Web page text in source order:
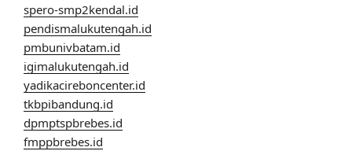
spero-smp2kendal.id
pendismalukutengah.id
pmbunivbatam.id
igimalukutengah.id
yadikacireboncenter.id
tkbpibandung.id
dpmptspbrebes.id
fmppbrebes.id